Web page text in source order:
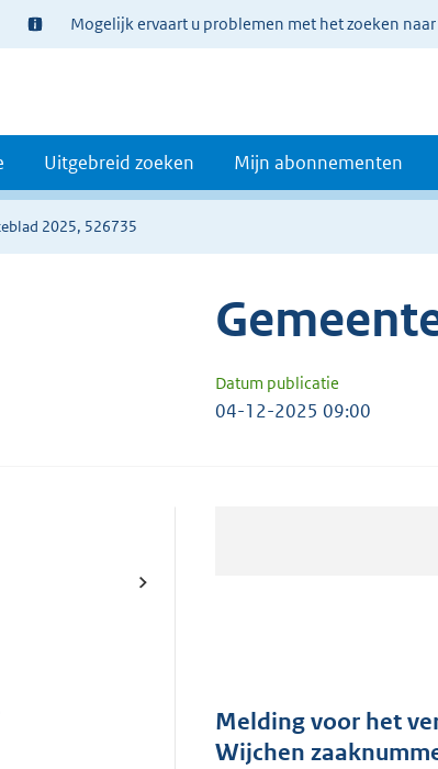
Ter
informatie:
Mogelijk ervaart u problemen met het zoeken
Uitgebreid zoeken Mijn abonnementen
2025, 526735
Datum publicatie
04-12-2025 09:00
Melding voor het
Wijchen